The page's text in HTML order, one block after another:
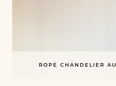
ROPE CHANDELIER